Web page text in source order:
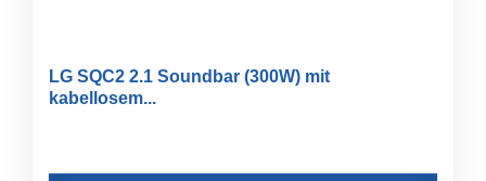
LG SQC2 2.1 Soundbar (300W) mit
kabellosem...